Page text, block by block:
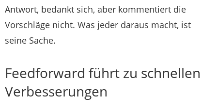
Antwort, bedankt sich, aber kommentiert die
Vorschläge nicht. Was jeder daraus macht, ist
seine Sache.
Feedforward führt zu schnellen
Verbesserungen